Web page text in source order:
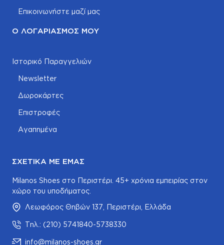
Επικοινωνήστε μαζί μας
Ο ΛΟΓΑΡΙΑΣΜΌΣ ΜΟΥ
Ιστορικό Παραγγελιών
Newsletter
Δωροκάρτες
Επιστροφές
Αγαπημένα
ΣΧΕΤΙΚΆ ΜΕ ΕΜΆΣ
Milanos Shoes στο Περιστέρι. 45+ χρόνια εμπειρίας στον
χώρο του υποδήματος.
Λεωφόρος Θηβών 137, Περιστέρι, Ελλάδα
Τηλ.: (210) 5741840-5738330
info@milanos-shoes.gr